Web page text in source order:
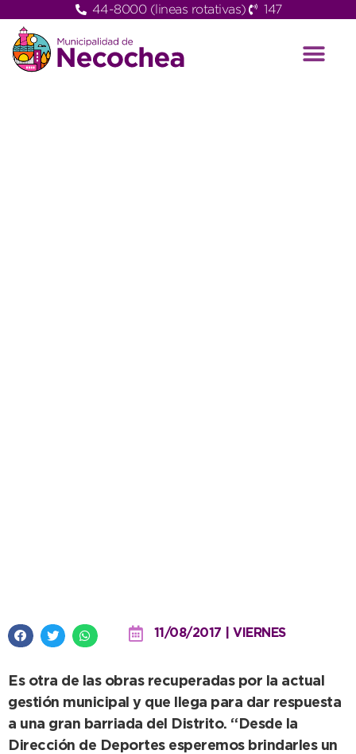
44-8000 (lineas rotativas) 147
11/08/2017 | VIERNES
Es otra de las obras recuperadas por la actual
gestión municipal y que llega para dar respuesta
a una gran barriada del Distrito. “Desde la
Dirección de Deportes esperemos brindarles un